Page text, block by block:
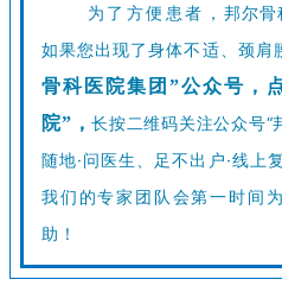
为了方便患者，邦尔骨
如果您出现了身体不适、颈肩
骨科医院集团”公众号，
院” ，长按二维码关注公众号“
随地·问医生、足不出户·线上
我们的专家团队会第一时间
助！